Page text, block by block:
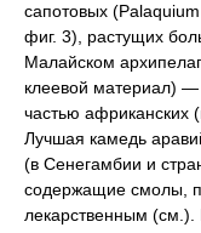
сапотовых
фиг. 3), растущих
Малайском
клеевой материал)
частью африканских
Лучшая камедь
(в Сенегамбии и
содержащие смолы,
лекарственным